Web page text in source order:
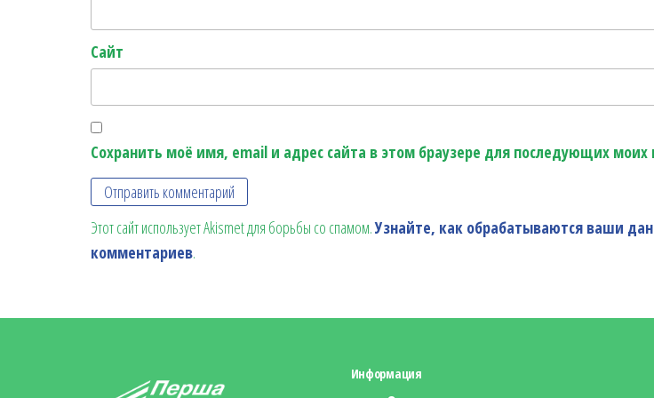
Сайт
Сохранить моё имя, email и адрес сайта в этом браузере для последующих
Этот сайт использует Akismet для борьбы со спамом.Узнайте, как обрабатываются ваши
комментариев.
Информация